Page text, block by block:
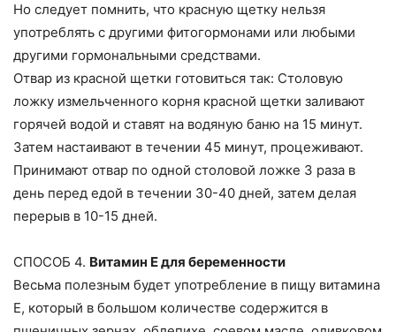
Но следует помнить, что красную щетку нельзя
употреблять с другими фитогормонами или любыми
другими гормональными средствами.
Отвар из красной щетки готовиться так: Столовую
ложку измельченного корня красной щетки заливают
горячей водой и ставят на водяную баню на 15 минут.
Затем настаивают в течении 45 минут, процеживают.
Принимают отвар по одной столовой ложке 3 раза в
день перед едой в течении 30-40 дней, затем делая
перерыв в 10-15 дней.
СПОСОБ 4. Витамин Е для беременности
Весьма полезным будет употребление в пищу витамина
E, который в большом количестве содержится в